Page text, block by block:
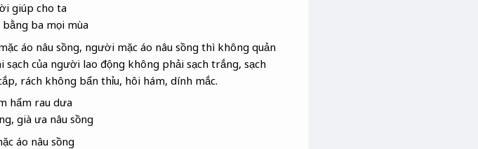
giúp cho ta
ba mọi mùa
áo nâu sồng, người mặc áo nâu sồng thì không quản
của người lao động không phải sạch trắng, sạch
rách không bẩn thỉu, hôi hám, dính mắc.
hẩm rau dưa
già ưa nâu sồng
áo nâu sồng